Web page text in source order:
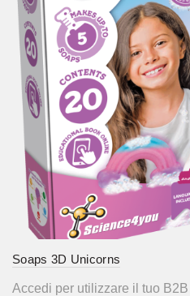
Soaps 3D Unicorns
Accedi per utilizzare il tuo B2B